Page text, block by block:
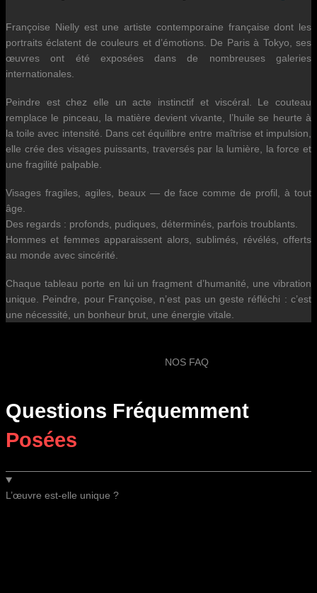
Françoise Nielly est une artiste contemporaine française dont les
portraits éclatent de couleurs et d’émotions. De Paris à Tokyo, ses
œuvres ont été exposées dans de nombreuses galeries
internationales.
Peindre est chez elle un acte instinctif et viscéral. Le couteau
remplace le pinceau, la matière devient vivante, l’huile se heurte à
la toile avec intensité. Dans cet équilibre entre maîtrise et impulsion,
elle crée des visages puissants, traversés par la lumière, la force et
une fragilité palpable.
Visages fragiles, agiles, beaux — de face comme de profil, à tout
âge.
Des regards : profonds, pudiques, déterminés, parfois troublants.
Hommes et femmes apparaissent alors, sublimés, révélés, offerts
au monde avec sincérité.
Chaque tableau porte en lui un fragment d’humanité, une vibration
unique. Peindre, pour Françoise, n’est pas un geste réfléchi : c’est
une nécessité, un bonheur brut, une énergie vitale.
NOS FAQ
Questions Fréquemment
Posées
L’œuvre est-elle unique ?